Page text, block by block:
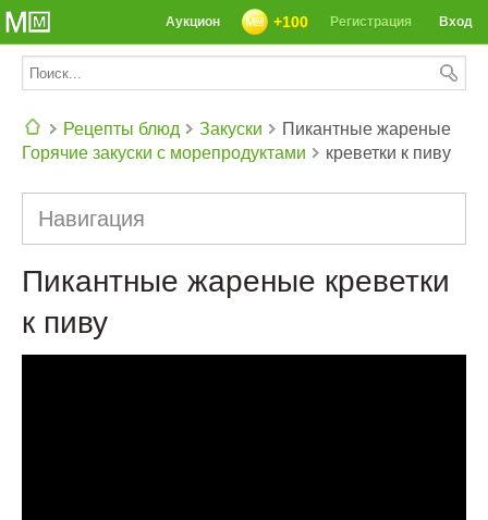
Вход
Регистрация
+100
Аукцион
Рецепты блюд
Закуски
Горячие закуски с морепродуктами
Пикантные жареные
креветки к пиву
Навигация
Пикантные жареные креветки
к пиву